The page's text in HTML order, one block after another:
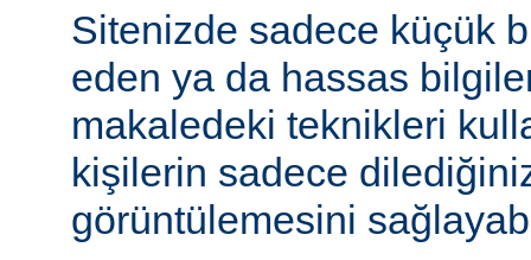
Sitenizde sadece küçük
eden ya da hassas
makaledeki teknikleri
kişilerin sadece
görüntülemesini